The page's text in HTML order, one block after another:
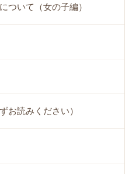
ついて（女の子編）
お読みください）